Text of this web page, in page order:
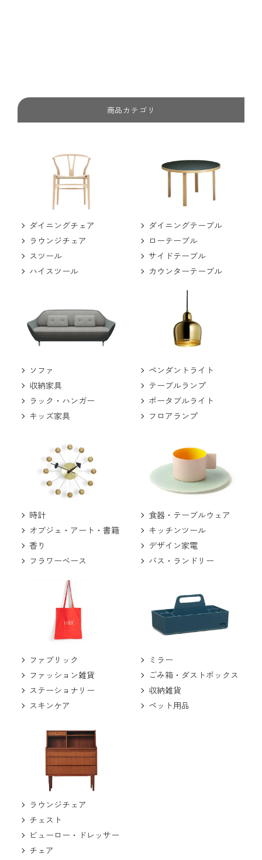
商品カテゴリ
ダイニングチェア
ラウンジチェア
スツール
ハイスツール
ダイニングテーブル
ローテーブル
サイドテーブル
カウンターテーブル
ソファ
収納家具
ラック・ハンガー
キッズ家具
ペンダントライト
テーブルランプ
ポータブルライト
フロアランプ
時計
オブジェ・アート・書籍
香り
フラワーベース
食器・テーブルウェア
キッチンツール
デザイン家電
バス・ランドリー
ファブリック
ファッション雑貨
ステーショナリー
スキンケア
ミラー
ごみ箱・ダストボックス
収納雑貨
ペット用品
ラウンジチェア
チェスト
ビューロー・ドレッサー
チェア